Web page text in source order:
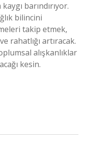
barındırıyor.
bilincini
takip etmek,
rahatlığı artıracak.
alışkanlıklar
kesin.